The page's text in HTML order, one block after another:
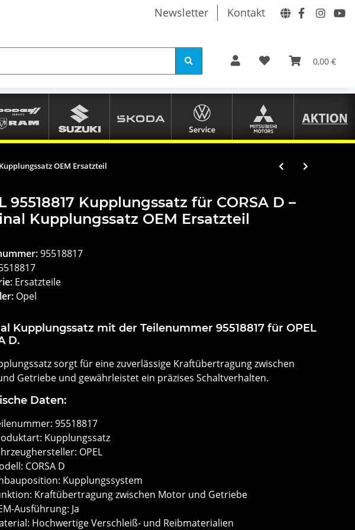
Newsletter Kontakt
0,00 €
OEM Ersatzteil
95518817 Kupplungssatz für CORSA D –
Kupplungssatz OEM Ersatzteil
95518817
Ersatzteile
Opel
Kupplungssatz mit der Teilenummer 95518817 für OPEL
D.
sorgt für eine zuverlässige Kraftübertragung zwischen
Getriebe und gewährleistet ein präzises Schaltverhalten.
Daten:
95518817
Kupplungssatz
OPEL
CORSA D
Kupplungssystem
Kraftübertragung zwischen Motor und Getriebe
Ausführung: Ja
Hochwertige Verschleiß- und Reibmaterialien